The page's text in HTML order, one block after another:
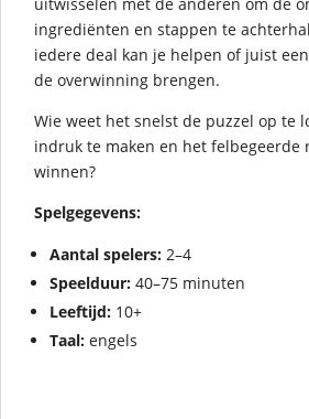
uitwisselen met de anderen om de
ingrediënten en stappen te
iedere deal kan je helpen of juist
de overwinning brengen.
Wie weet het snelst de puzzel op te
indruk te maken en het felbegeerde
winnen?
Spelgegevens:
Aantal spelers: 2–4
Speelduur: 40–75 minuten
Leeftijd: 10+
Taal: engels